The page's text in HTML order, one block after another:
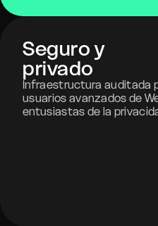
Seguro y
privado
Infraestructura auditada
usuarios avanzados de
entusiastas de la